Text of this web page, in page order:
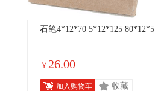
石笔4*12*70 5*12*125 80*12*5
￥ 26.00
加入购物车 收藏